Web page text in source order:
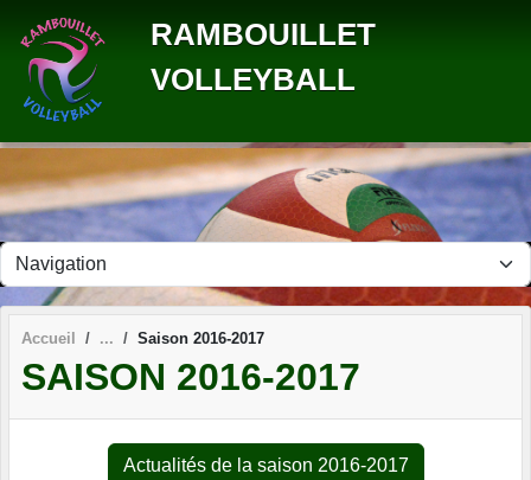
RAMBOUILLET
VOLLEYBALL
Accueil Saison 2016-2017
SAISON 2016-2017
Actualités de la saison 2016-2017
Panneau de gestion des cookies